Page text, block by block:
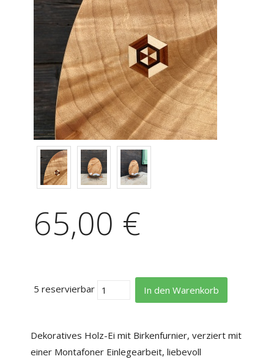
65,00 €
5 reservierbar In den Warenkorb
Dekoratives Holz-Ei mit Birkenfurnier, verziert mit
einer Montafoner Einlegearbeit, liebevoll